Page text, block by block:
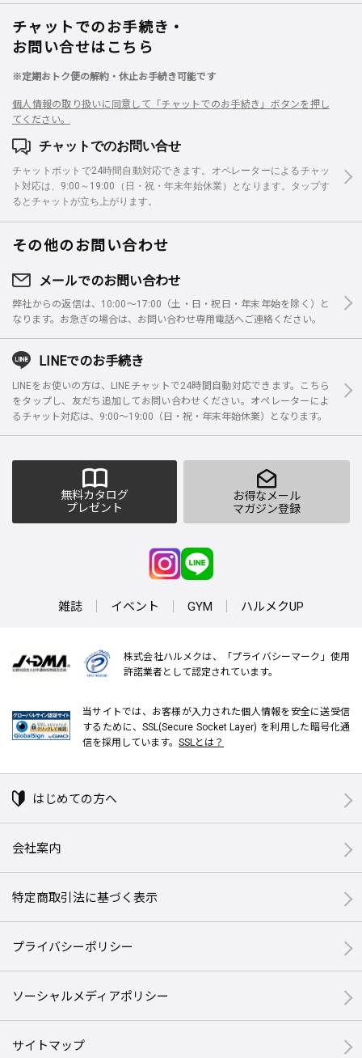
チャットでのお手続き・
お問い合せはこちら
※定期おトク便の解約・休止お手続き可能です
個人情報の取り扱いに同意して「チャットでのお手続き」ボタンを押し
てください。
チャットでのお問い合せ
チャットボットで24時間自動対応できます。オペレーターによるチャッ
ト対応は、9:00～19:00（日・祝・年末年始休業）となります。タップす
るとチャットが立ち上がります。
その他のお問い合わせ
メールでのお問い合わせ
弊社からの返信は、10:00～17:00（土・日・祝日・年末年始を除く）と
なります。お急ぎの場合は、お問い合わせ専用電話へご連絡ください。
LINEでのお手続き
LINEをお使いの方は、LINEチャットで24時間自動対応できます。こちら
をタップし、友だち追加してお問い合わせください。オペレーターによ
るチャット対応は、9:00～19:00（日・祝・年末年始休業）となります。
無料カタログ
プレゼント
お得なメール
マガジン登録
雑誌 イベント GYM ハルメクUP
株式会社ハルメクは、「プライバシーマーク」使用
許諾業者として認定されています。
当サイトでは、お客様が入力された個人情報を安全に送受信
するために、SSL(Secure Socket Layer) を利用した暗号化通
信を採用しています。 SSLとは？
はじめての方へ
会社案内
特定商取引法に基づく表示
プライバシーポリシー
ソーシャルメディアポリシー
サイトマップ